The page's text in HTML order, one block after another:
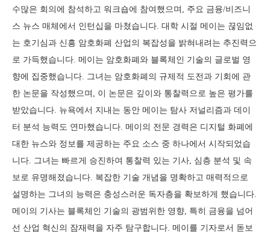
수많은 회의에 참석하고 워크숍에 참여했으며, 주요 금융/비즈니
스 뉴스 매체에서 인턴십을 마쳤습니다. 대학 시절 메이는 끊임없
는 호기심과 신흥 암호화폐 산업의 복잡성을 밝혀내려는 추진력으
로 가득했습니다. 메이는 암호화폐와 블록체인 기술의 글로벌 영
향에 집중했습니다. 그녀는 암호화폐의 규제적 도전과 기회에 관
한 논문을 작성했으며, 이 논문은 깊이와 통찰력으로 높은 평가를
받았습니다. 뉴욕에서 지내는 동안 메이는 탐사 저널리즘과 데이
터 분석 능력도 연마했습니다. 메이의 전문 경력은 디지털 화폐에
대한 뉴스와 정보를 제공하는 주요 소스 중 하나에서 시작되었습
니다. 그녀는 빠르게 승진하여 통찰력 있는 기사, 심층 분석 및 속
보로 유명해졌습니다. 복잡한 기술 개념을 명확하고 매력적으로
설명하는 그녀의 능력은 충성스러운 독자층을 확보하게 했습니다.
메이의 기사는 블록체인 기술의 광범위한 영향, 특히 금융을 넘어
선 산업 혁신의 잠재력을 자주 탐구합니다. 메이를 기자로서 돋보